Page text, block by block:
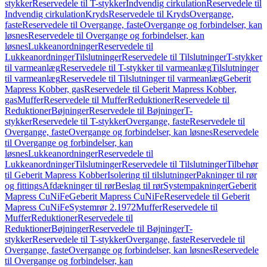
stykkerReservedele til T-stykkerIndvendig cirkulationReservedele til
Indvendig cirkulationKrydsReservedele til KrydsOvergange,
fasteReservedele til Overgange, fasteOvergange og forbindelser, kan
løsnesReservedele til Overgange og forbindelser, kan
løsnesLukkeanordningerReservedele til
LukkeanordningerTilslutningerReservedele til TilslutningerT-stykker
til varmeanlægReservedele til T-stykker til varmeanlægTilslutninger
til varmeanlægReservedele til Tilslutninger til varmeanlægGeberit
Mapress Kobber, gasReservedele til Geberit Mapress Kobber,
gasMufferReservedele til MufferReduktionerReservedele til
ReduktionerBøjningerReservedele til BøjningerT-
stykkerReservedele til T-stykkerOvergange, fasteReservedele til
Overgange, fasteOvergange og forbindelser, kan løsnesReservedele
til Overgange og forbindelser, kan
løsnesLukkeanordningerReservedele til
LukkeanordningerTilslutningerReservedele til TilslutningerTilbehør
til Geberit Mapress KobberIsolering til tilslutningerPakninger til rør
og fittingsAfdækninger til rørBeslag til rørSystempakningerGeberit
Mapress CuNiFeGeberit Mapress CuNiFeReservedele til Geberit
Mapress CuNiFeSystemrør 2.1972MufferReservedele til
MufferReduktionerReservedele til
ReduktionerBøjningerReservedele til BøjningerT-
stykkerReservedele til T-stykkerOvergange, fasteReservedele til
Overgange, fasteOvergange og forbindelser, kan løsnesReservedele
til Overgange og forbindelser, kan